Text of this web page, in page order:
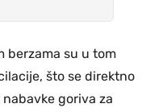
berzama su u tom
što se direktno
goriva za